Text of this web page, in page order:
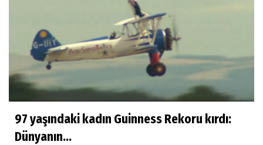
97 yaşındaki kadın Guinness Rekoru kırdı:
Dünyanın...